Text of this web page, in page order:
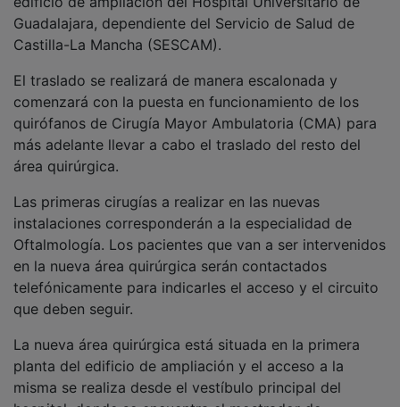
Guadalajara, dependiente del Servicio de Salud de
Castilla-La Mancha (SESCAM).
comenzará con la puesta en funcionamiento de los
quirófanos de Cirugía Mayor Ambulatoria (CMA) para
más adelante llevar a cabo el traslado del resto del
área quirúrgica.
instalaciones corresponderán a la especialidad de
Oftalmología. Los pacientes que van a ser intervenidos
en la nueva área quirúrgica serán contactados
telefónicamente para indicarles el acceso y el circuito
que deben seguir.
planta del edificio de ampliación y el acceso a la
misma se realiza desde el vestíbulo principal del
hospital, donde se encuentra el mostrador de